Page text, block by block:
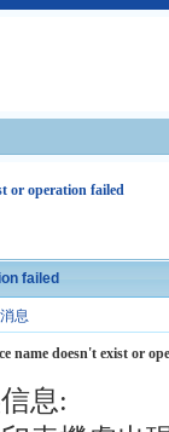
or operation failed
failed
息
name doesn't exist or
息: